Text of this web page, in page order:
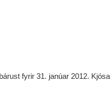
fyrir 31. janúar 2012.